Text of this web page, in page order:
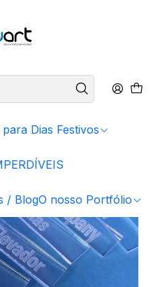
Dias Festivos
/ BlogO nosso Portfólio
Porta - Chaves